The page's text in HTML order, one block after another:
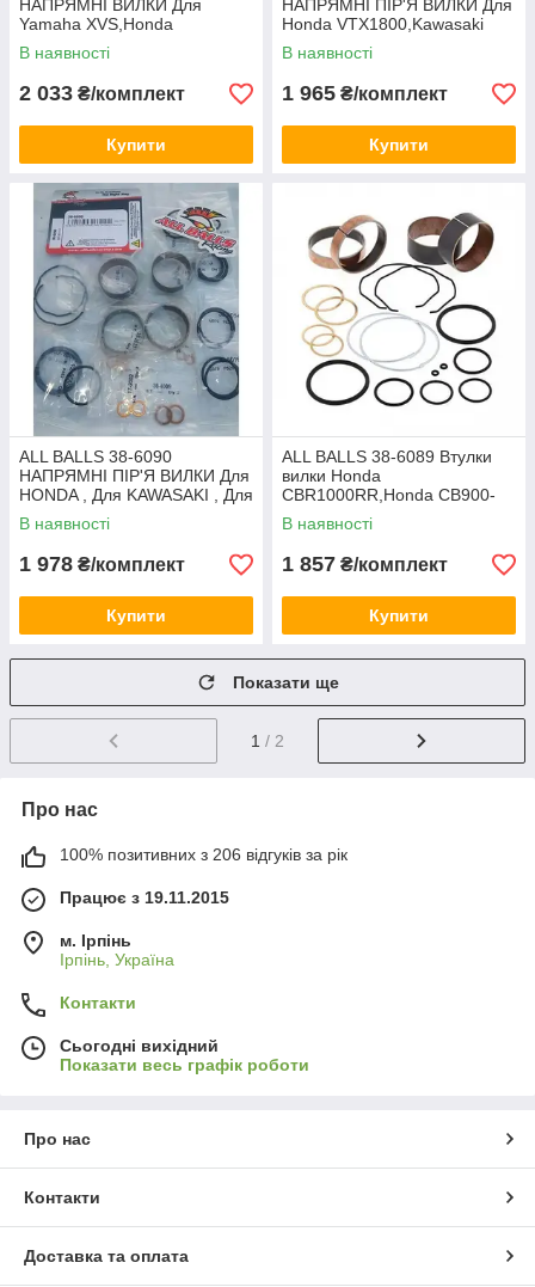
НАПРЯМНІ ВИЛКИ Для
Yamaha XVS,Honda
VT750,Kawasaki EX 650R/ER-
6N,Suzuki GSF650/GSX650F,
В наявності
2 033 ₴/комплект
Купити
НАПРЯМНІ ПІР'Я ВИЛКИ Для
Honda VTX1800,Kawasaki
VN1700 Vulcan,Triumph
Daytona 955i ...
В наявності
1 965 ₴/комплект
Купити
ALL BALLS 38-6090
НАПРЯМНІ ПІР'Я ВИЛКИ Для
HONDA , Для KAWASAKI , Для
SUZUKI/Універсальні
В наявності
1 978 ₴/комплект
Купити
ALL BALLS 38-6089 Втулки
вилки Honda
CBR1000RR,Honda CB900-
1000,Suzuki GSXR,Suzuki
DL1000,Triumph
В наявності
1 857 ₴/комплект
Купити
Показати ще
1 / 2
Про нас
100% позитивних з 206 відгуків за рік
Працює з 19.11.2015
м. Ірпінь
Ірпінь, Україна
Контакти
Сьогодні вихідний
Показати весь графік роботи
Про нас
Контакти
Доставка та оплата